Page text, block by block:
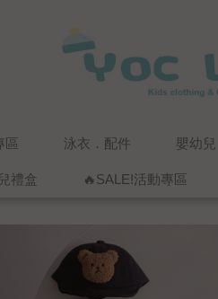
區 泳衣．配件 嬰幼兒
禮盒 🔥SALE!活動專區